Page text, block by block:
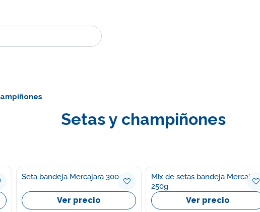
Setas y champiñones
Seta bandeja Mercajara 300g
Ver precio
Mix de setas bandeja Mercajara
250g
Ver precio